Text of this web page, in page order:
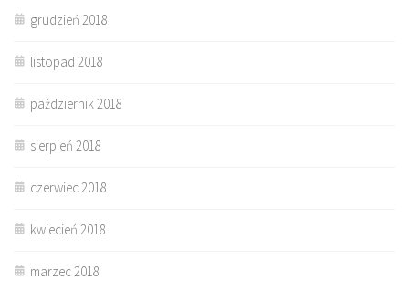
grudzień 2018
listopad 2018
październik 2018
sierpień 2018
czerwiec 2018
kwiecień 2018
marzec 2018